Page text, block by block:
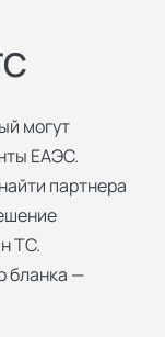
могут
ЕАЭС.
партнера
ТС.
бланка —